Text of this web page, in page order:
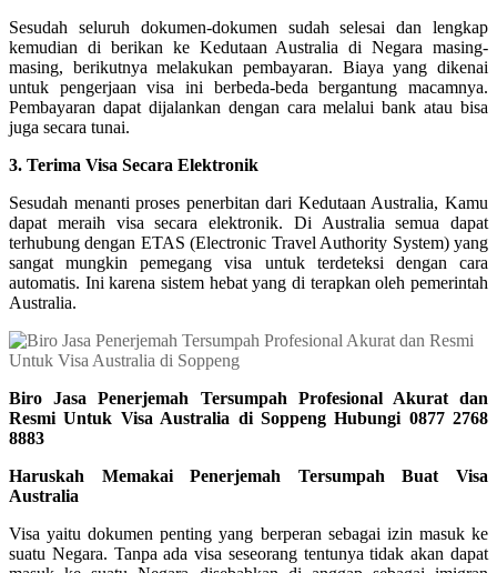
Sesudah seluruh dokumen-dokumen sudah selesai dan lengkap
kemudian di berikan ke Kedutaan Australia di Negara masing-
masing, berikutnya melakukan pembayaran. Biaya yang dikenai
untuk pengerjaan visa ini berbeda-beda bergantung macamnya.
Pembayaran dapat dijalankan dengan cara melalui bank atau bisa
juga secara tunai.
3. Terima Visa Secara Elektronik
Sesudah menanti proses penerbitan dari Kedutaan Australia, Kamu
dapat meraih visa secara elektronik. Di Australia semua dapat
terhubung dengan ETAS (Electronic Travel Authority System) yang
sangat mungkin pemegang visa untuk terdeteksi dengan cara
automatis. Ini karena sistem hebat yang di terapkan oleh pemerintah
Australia.
Biro Jasa Penerjemah Tersumpah Profesional Akurat dan
Resmi Untuk Visa Australia di Soppeng Hubungi 0877 2768
8883
Haruskah Memakai Penerjemah Tersumpah Buat Visa
Australia
Visa yaitu dokumen penting yang berperan sebagai izin masuk ke
suatu Negara. Tanpa ada visa seseorang tentunya tidak akan dapat